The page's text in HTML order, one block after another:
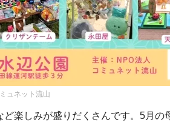
ュネット流山
楽しみが盛りだくさんです。5月の